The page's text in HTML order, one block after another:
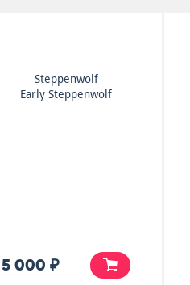
Steppenwolf
Early Steppenwolf
5 000 ₽